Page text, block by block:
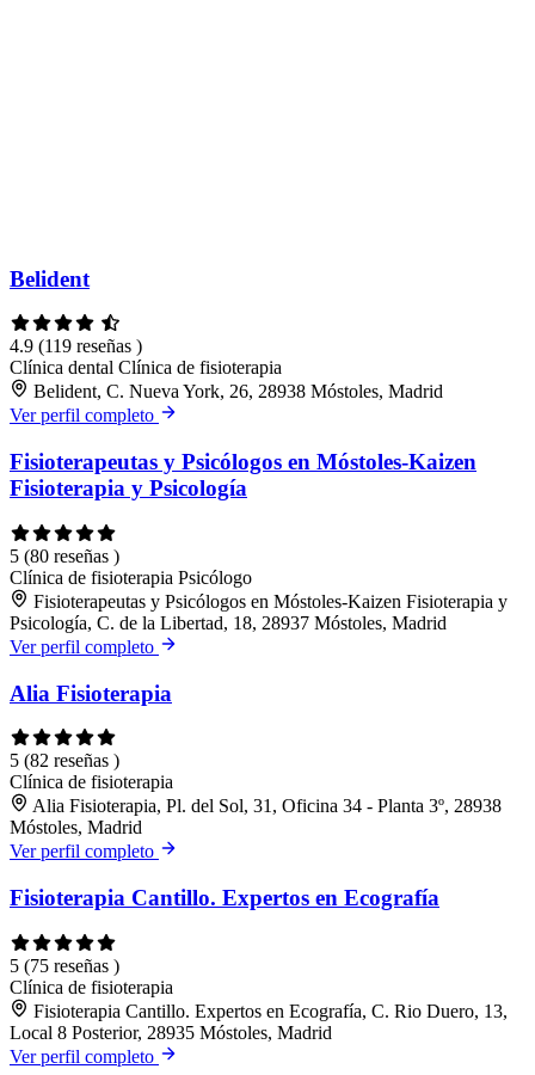
Belident
4.9 (119 reseñas )
Clínica dental Clínica de fisioterapia
Belident, C. Nueva York, 26, 28938 Móstoles, Madrid
Ver perfil completo
Fisioterapeutas y Psicólogos en Móstoles-Kaizen
Fisioterapia y Psicología
5 (80 reseñas )
Clínica de fisioterapia Psicólogo
Fisioterapeutas y Psicólogos en Móstoles-Kaizen Fisioterapia y
Psicología, C. de la Libertad, 18, 28937 Móstoles, Madrid
Ver perfil completo
Alia Fisioterapia
5 (82 reseñas )
Clínica de fisioterapia
Alia Fisioterapia, Pl. del Sol, 31, Oficina 34 - Planta 3º, 28938
Móstoles, Madrid
Ver perfil completo
Fisioterapia Cantillo. Expertos en Ecografía
5 (75 reseñas )
Clínica de fisioterapia
Fisioterapia Cantillo. Expertos en Ecografía, C. Rio Duero, 13,
Local 8 Posterior, 28935 Móstoles, Madrid
Ver perfil completo